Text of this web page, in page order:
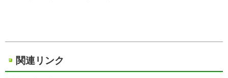
関連リンク